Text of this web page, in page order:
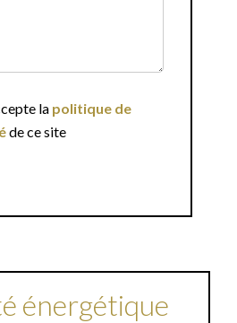
la politique de
de ce site
énergétique